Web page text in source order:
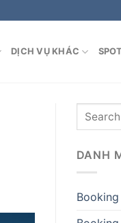
DỊCH VỤ KHÁC
DANH